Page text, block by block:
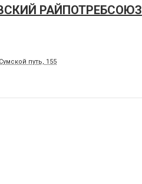
РАЙПОТРЕБСОЮЗ
путь, 155